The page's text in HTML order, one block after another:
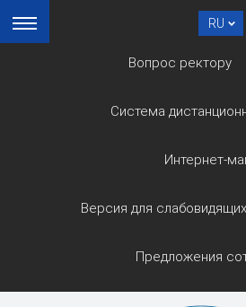
RU
Вопрос ректору
Система
Интернет-
Версия для слабовидящих
Предложения